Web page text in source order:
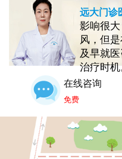
远大门诊
影响很
风，但
及早就
治疗时
在线咨询
免费